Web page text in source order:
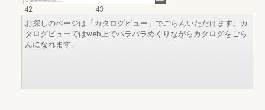
42
43
お探しのページは「カタログビュー」でごらんいただけます。カ
タログビューではweb上でパラパラめくりながらカタログをごら
んになれます。